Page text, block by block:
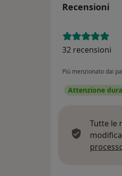
Recensioni
32 recensioni
Più menzionato dai
Attenzione
Tutte le